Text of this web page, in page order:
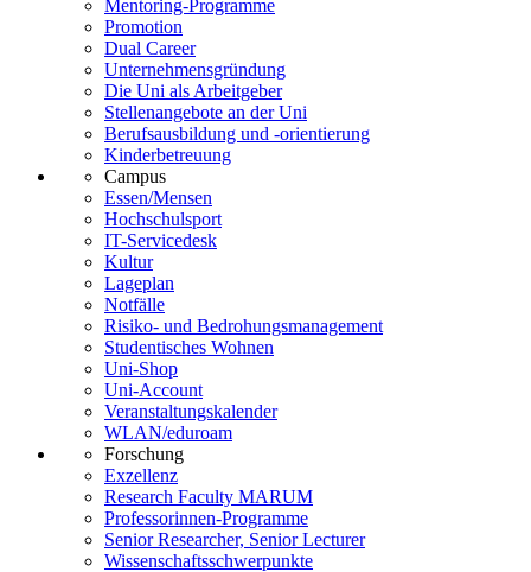
Mentoring-Programme
Promotion
Dual Career
Unternehmensgründung
Die Uni als Arbeitgeber
Stellenangebote an der Uni
Berufsausbildung und -orientierung
Kinderbetreuung
Campus
Essen/Mensen
Hochschulsport
IT-Servicedesk
Kultur
Lageplan
Notfälle
Risiko- und Bedrohungsmanagement
Studentisches Wohnen
Uni-Shop
Uni-Account
Veranstaltungskalender
WLAN/eduroam
Forschung
Exzellenz
Research Faculty MARUM
Professorinnen-Programme
Senior Researcher, Senior Lecturer
Wissenschaftsschwerpunkte